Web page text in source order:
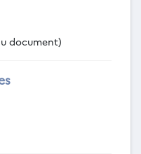
document)